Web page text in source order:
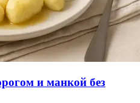
и манкой без